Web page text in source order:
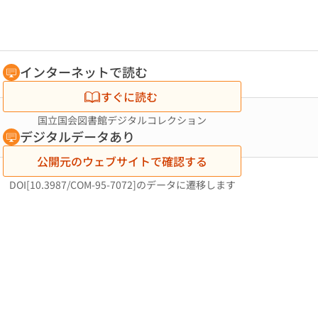
インターネットで読む
すぐに読む
国立国会図書館デジタルコレクション
デジタルデータあり
公開元のウェブサイトで確認する
DOI[10.3987/COM-95-7072]のデータに遷移します